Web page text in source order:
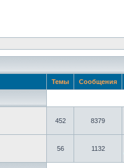
Темы Сообщения
452 8379
56 1132